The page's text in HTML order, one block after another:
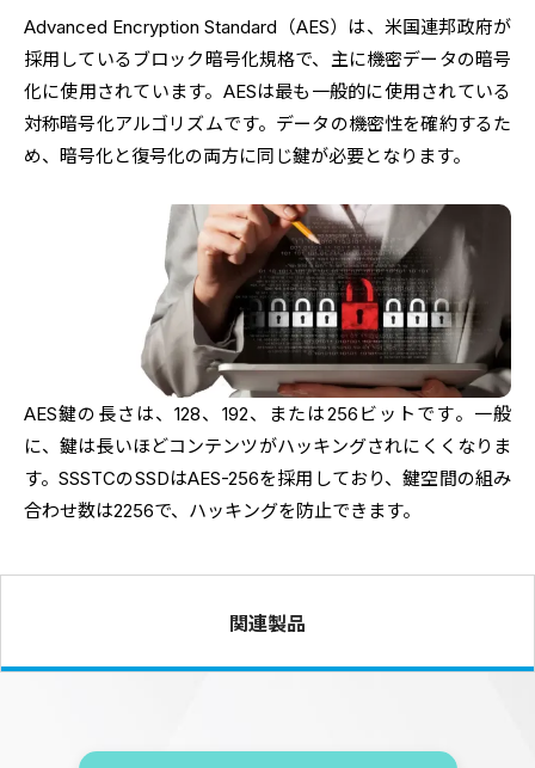
Advanced Encryption Standard（AES）は、米国連邦政府が
採用しているブロック暗号化規格で、主に機密データの暗号
化に使用されています。AESは最も一般的に使用されている
対称暗号化アルゴリズムです。データの機密性を確約するた
め、暗号化と復号化の両方に同じ鍵が必要となります。
AES鍵の長さは、128、192、または256ビットです。一般
に、鍵は長いほどコンテンツがハッキングされにくくなりま
す。SSSTCのSSDはAES-256を採用しており、鍵空間の組み
合わせ数は2256で、ハッキングを防止できます。
関連製品